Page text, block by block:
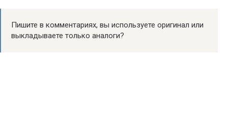
Пишите в комментариях, вы используете оригинал или
выкладываете только аналоги?